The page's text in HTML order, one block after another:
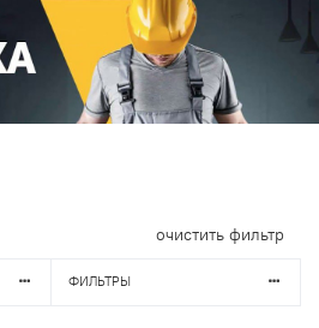
очистить фильтр
ФИЛЬТРЫ